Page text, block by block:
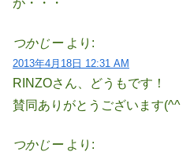
が・・・
つかじー より:
2013年4月18日 12:31 AM
RINZOさん、どうもです！
賛同ありがとうございます(^^
つかじー より: